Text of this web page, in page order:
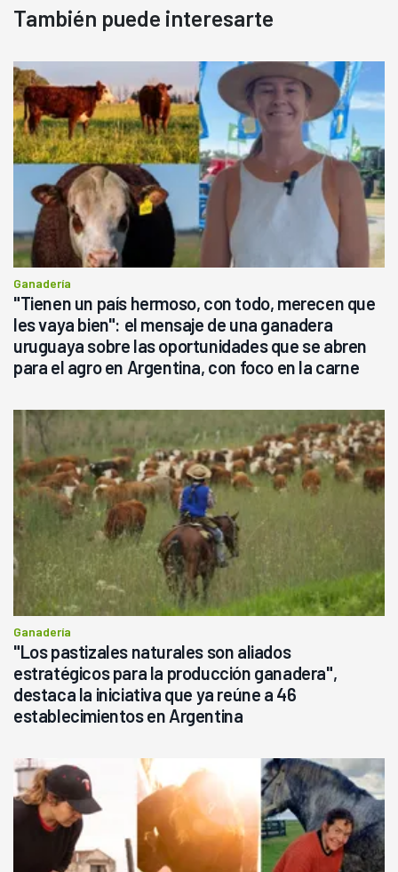
También puede interesarte
Ganadería
"Tienen un país hermoso, con todo, merecen que
les vaya bien": el mensaje de una ganadera
uruguaya sobre las oportunidades que se abren
para el agro en Argentina, con foco en la carne
Ganadería
"Los pastizales naturales son aliados
estratégicos para la producción ganadera",
destaca la iniciativa que ya reúne a 46
establecimientos en Argentina